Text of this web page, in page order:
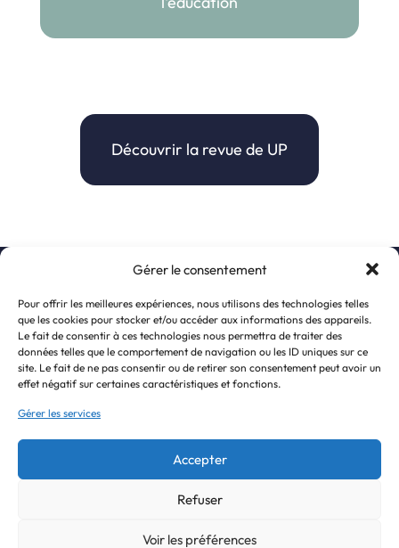
Gérer le consentement
Pour offrir les meilleures expériences, nous utilisons des technologies telles
que les cookies pour stocker et/ou accéder aux informations des appareils.
Le fait de consentir à ces technologies nous permettra de traiter des
données telles que le comportement de navigation ou les ID uniques sur ce
site. Le fait de ne pas consentir ou de retirer son consentement peut avoir un
effet négatif sur certaines caractéristiques et fonctions.
Gérer les services
Accepter
Refuser
Voir les préférences
Découvrir la revue de UP
J'accepte de recevoir la newsletter et la politique de confidentialité.